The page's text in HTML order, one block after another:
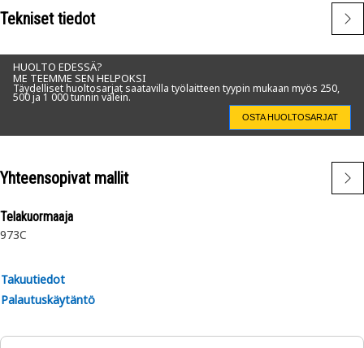
Tekniset tiedot
HUOLTO EDESSÄ?
ME TEEMME SEN HELPOKSI
Täydelliset huoltosarjat saatavilla työlaitteen tyypin mukaan myös 250,
500 ja 1 000 tunnin välein.
OSTA HUOLTOSARJAT
Yhteensopivat mallit
Telakuormaaja
973C
Takuutiedot
Palautuskäytäntö